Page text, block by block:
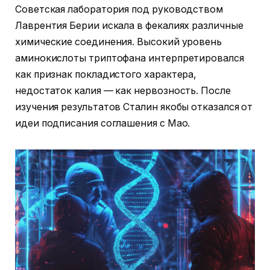
Советская лаборатория под руководством
Лаврентия Берии искала в фекалиях различные
химические соединения. Высокий уровень
аминокислоты триптофана интерпретировался
как признак покладистого характера,
недостаток калия — как нервозность. После
изучения результатов Сталин якобы отказался от
идеи подписания соглашения с Мао.